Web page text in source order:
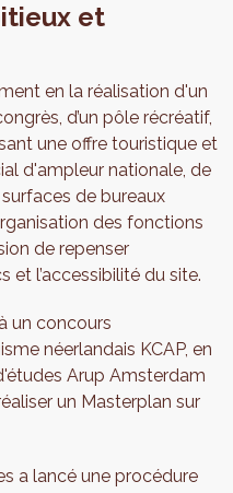
et
en la réalisation d'un
d’un pôle récréatif,
une offre touristique et
d'ampleur nationale, de
de bureaux
des fonctions
de repenser
et l’accessibilité du site.
un concours
néerlandais KCAP, en
Arup Amsterdam
un Masterplan sur
a lancé une procédure